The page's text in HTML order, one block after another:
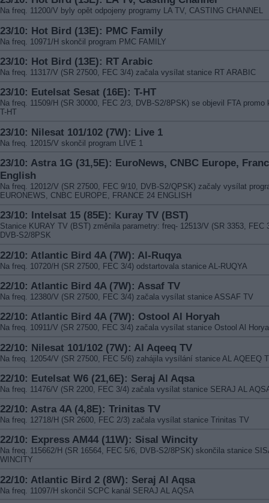
Na freq. 11200/V byly opět odpojeny programy LA TV, CASTING CHANNEL
23/10: Hot Bird (13E): PMC Family
Na freq. 10971/H skončil program PMC FAMILY
23/10: Hot Bird (13E): RT Arabic
Na freq. 11317/V (SR 27500, FEC 3/4) začala vysílat stanice RT ARABIC
23/10: Eutelsat Sesat (16E): T-HT
Na freq. 11509/H (SR 30000, FEC 2/3, DVB-S2/8PSK) se objevil FTA promo
T-HT
23/10: Nilesat 101/102 (7W): Live 1
Na freq. 12015/V skončil program LIVE 1
23/10: Astra 1G (31,5E): EuroNews, CNBC Europe,
English
Na freq. 12012/V (SR 27500, FEC 9/10, DVB-S2/QPSK) začaly vysílat
EURONEWS, CNBC EUROPE, FRANCE 24 ENGLISH
23/10: Intelsat 15 (85E): Kuray TV (BST)
Stanice KURAY TV (BST) změnila parametry: freq- 12513/V (SR 3353, FEC
DVB-S2/8PSK
22/10: Atlantic Bird 4A (7W): Al-Ruqya
Na freq. 10720/H (SR 27500, FEC 3/4) odstartovala stanice AL-RUQYA
22/10: Atlantic Bird 4A (7W): Assaf TV
Na freq. 12380/V (SR 27500, FEC 3/4) začala vysílat stanice ASSAF TV
22/10: Atlantic Bird 4A (7W): Ostool Al Horyah
Na freq. 10911/V (SR 27500, FEC 3/4) začala vysílat stanice Ostool Al
22/10: Nilesat 101/102 (7W): Al Aqeeq TV
Na freq. 12054/V (SR 27500, FEC 5/6) zahájila vysílání stanice AL AQEEQ
22/10: Eutelsat W6 (21,6E): Seraj Al Aqsa
Na freq. 11476/V (SR 2200, FEC 3/4) začala vysílat stanice SERAJ AL
22/10: Astra 4A (4,8E): Trinitas TV
Na freq. 12718/H (SR 2600, FEC 2/3) začala vysílat stanice Trinitas TV
22/10: Express AM44 (11W): Sisal Wincity
Na freq. 115662/H (SR 16564, FEC 5/6, DVB-S2/8PSK) skončila stanice
WINCITY
22/10: Atlantic Bird 2 (8W): Seraj Al Aqsa
Na freq. 11097/H skončil SCPC kanál SERAJ AL AQSA